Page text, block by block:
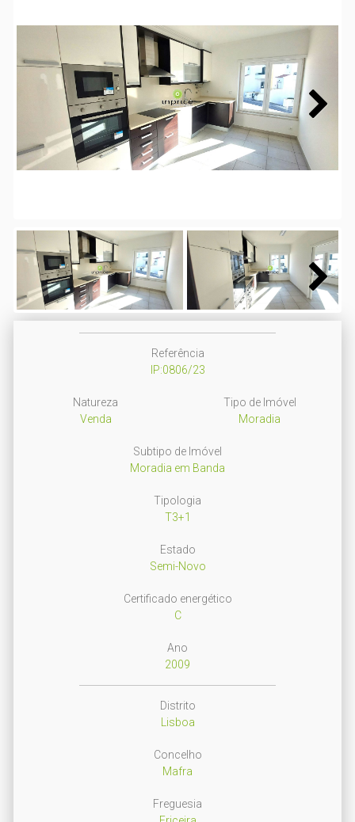
Next
Referência
IP:0806/23
Natureza
Venda
Tipo de Imóvel
Moradia
Subtipo de Imóvel
Moradia em Banda
Tipologia
T3+1
Estado
Semi-Novo
Certificado energético
C
Ano
2009
Distrito
Lisboa
Concelho
Mafra
Freguesia